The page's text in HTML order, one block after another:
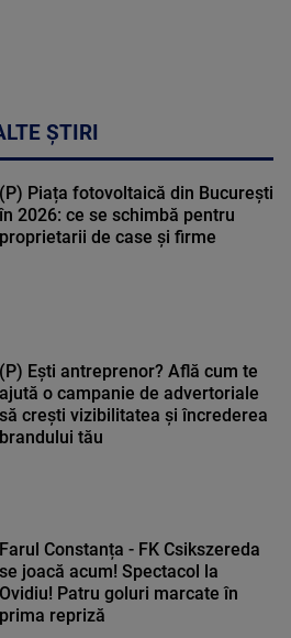
ȘTIRI
(P) Piața fotovoltaică din București
2026: ce se schimbă pentru
proprietarii de case și firme
(P) Ești antreprenor? Află cum te
ajută o campanie de advertoriale
să crești vizibilitatea și încrederea
brandului tău
Farul Constanța - FK Csikszereda
se joacă acum! Spectacol la
Ovidiu! Patru goluri marcate în
prima repriză